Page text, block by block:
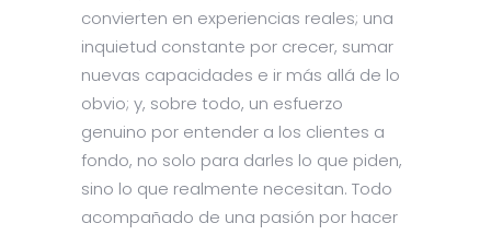
convierten en experiencias reales; una
inquietud constante por crecer, sumar
nuevas capacidades e ir más allá de lo
obvio; y, sobre todo, un esfuerzo
genuino por entender a los clientes a
fondo, no solo para darles lo que piden,
sino lo que realmente necesitan. Todo
acompañado de una pasión por hacer